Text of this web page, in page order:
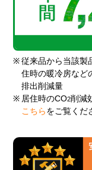
※ 従来品から当該製
住時の暖冷房など
排出削減量
※ 居住時のCO2削減
こちら をご覧くだ